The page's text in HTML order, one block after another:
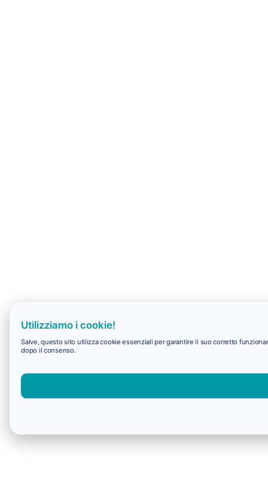
Utilizziamo i cookie!
Salve, questo sito utilizza cookie essenziali per garantire il suo corretto
dopo il consenso.